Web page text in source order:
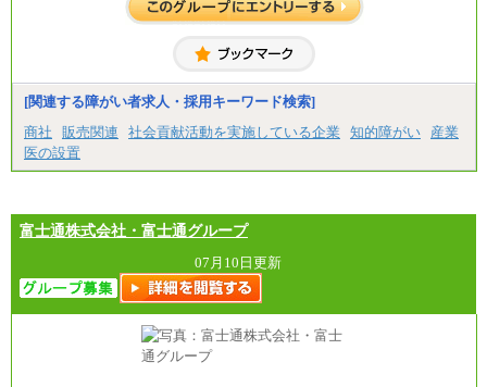
※詳細はJTBキャリアサイトよりご確認ください。
■(株)JTBコミュニケーションデザイン
総合職 月給230,000円
みなし残業手当：20,000円（一律支給）※みなし
残業手当の残業時間は10.43時間。
間に応じて、時間外手当等を支給。
■（株）JTBグローバルマーケティング＆トラベル
訪日事業職 月給202,000～227,000円＋地域間調整
給
※詳細はJTBキャリアサイトよりご確認ください。
■(株)JTBビジネストランスフォーム
総合職 月給205,000～225,000円＋地域間調整給
エリア総合職 月給185,000円＋地域間調整給
[関連する障がい者求人・採用キーワード検索]
商社
販売関連 社会貢献活動を実施している企業 知的障がい
産業
医の設置
富士通株式会社・富士通グループ
07月10日更新